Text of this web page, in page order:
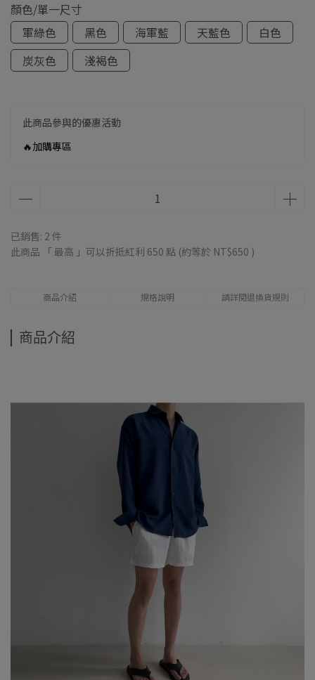
顏色/單一尺寸
軍綠色
黑色 海軍藍 天藍色
白色
炭灰色
淺褐色
此商品參與的優惠活動
🔥加購專區
已銷售: 2 件
此商品 「 最高 」可以折抵紅利 650 點 (約等於 NT$650 )
商品介紹 規格說明 請詳閱退換貨規則
商品介紹